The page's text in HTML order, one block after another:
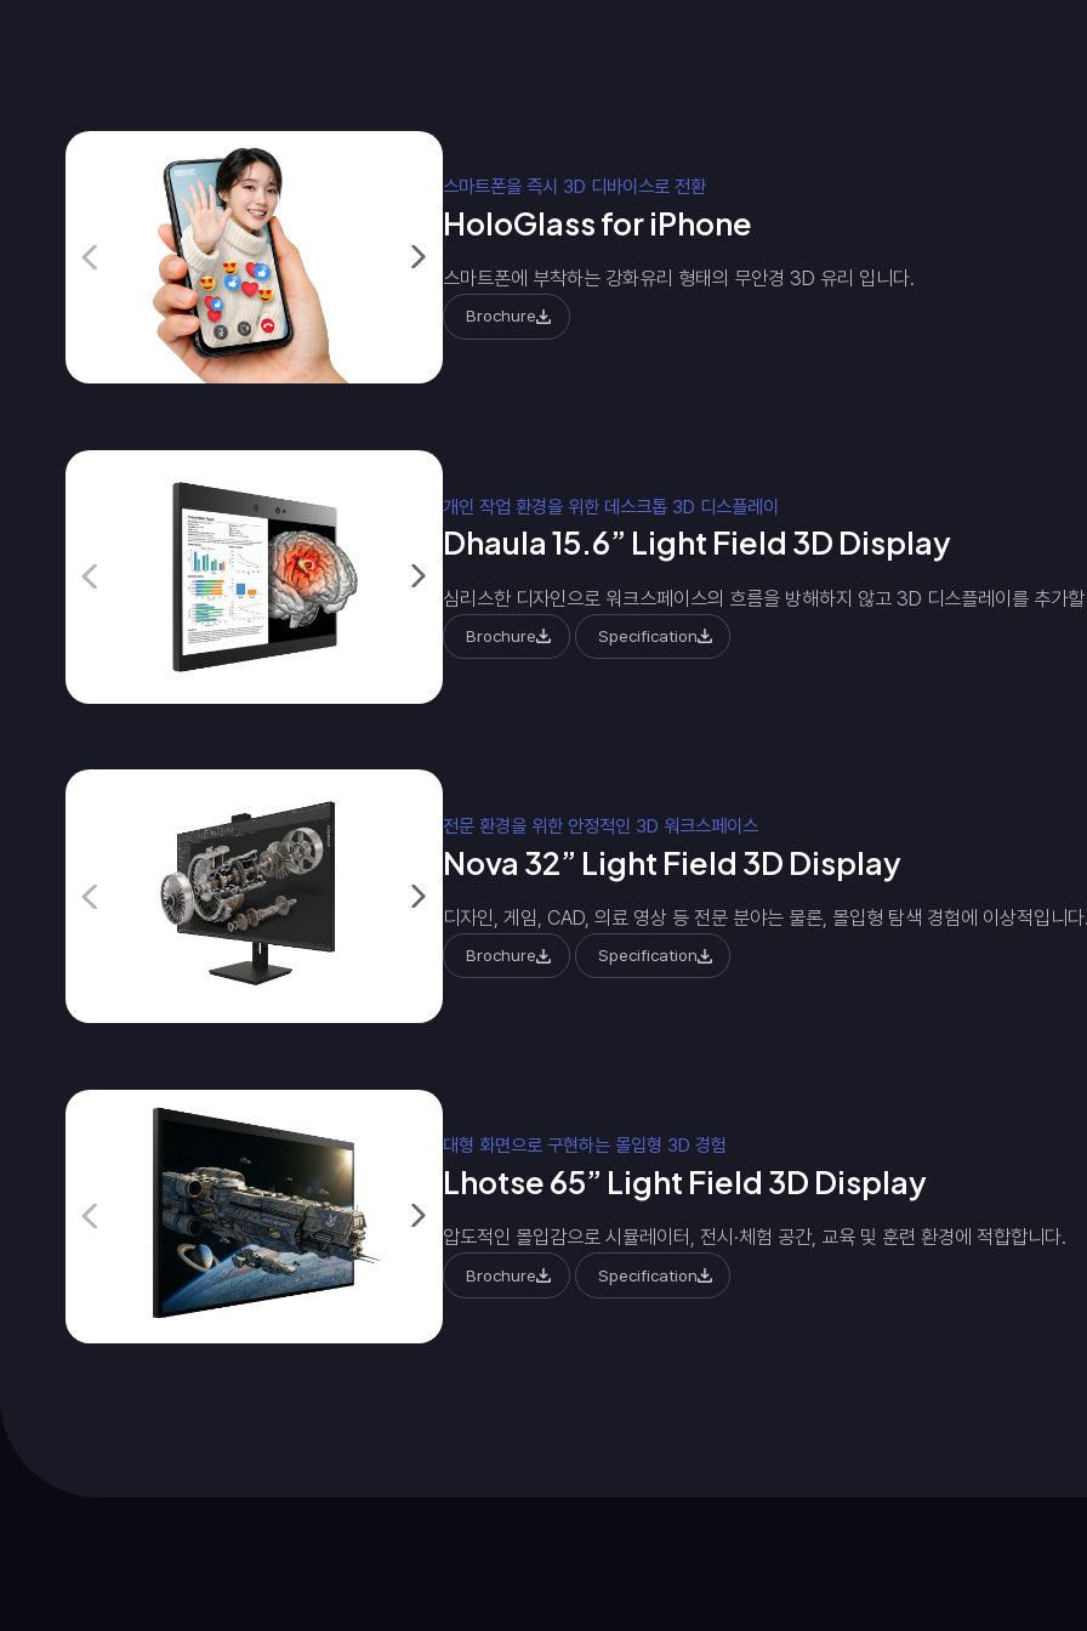
스마트폰을 즉시 3D 디바이스로 전환
HoloGlass for iPhone
스마트폰에 부착하는 강화유리 형태의 무안경 3D 유리 입니다.
Brochure
개인 작업 환경을 위한 데스크톱 3D 디스플레이
Dhaula 15.6” Light Field 3D Display
심리스한 디자인으로 워크스페이스의 흐름을 방해하지 않고 3D 디스플레이를 추가
Brochure Specification
전문 환경을 위한 안정적인 3D 워크스페이스
Nova 32” Light Field 3D Display
디자인, 게임, CAD, 의료 영상 등 전문 분야는 물론, 몰입형 탐색 경험에 이상적입니
Brochure Specification
대형 화면으로 구현하는 몰입형 3D 경험
Lhotse 65” Light Field 3D Display
압도적인 몰입감으로 시뮬레이터, 전시·체험 공간, 교육 및 훈련 환경에 적합합니다.
Brochure Specification